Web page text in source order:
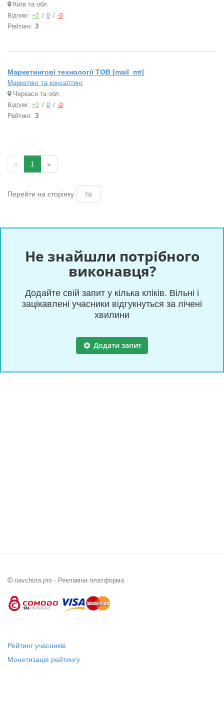
Київ та обл.
Відгуки: +0 / 0 / -0
Рейтинг: 3
Маркетингові технології ТОВ [mail_mt]
Маркетинг та консалтинг
Черкаси та обл.
Відгуки: +0 / 0 / -0
Рейтинг: 3
« 1 »
Перейти на сторінку
Не знайшли потрібного
виконавця?
Додайте свій запит у кілька кліків. Вільні і
зацікавлені учасники відгукнуться за лічені
хвилини
Додати запит
© navchora.pro - Рекламна платформа
Рейтинг учасників
Монетизація рейтингу